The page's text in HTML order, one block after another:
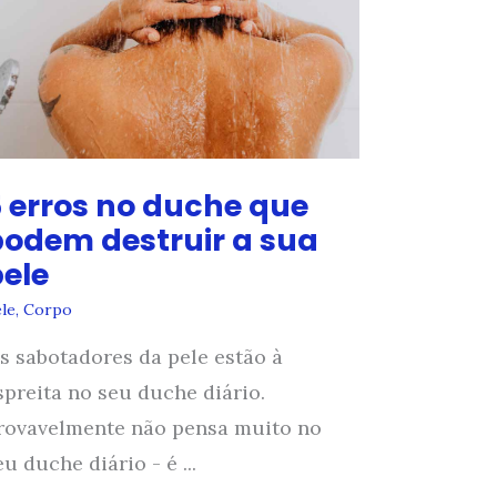
erros no duche que
destruir a sua
,Corpo
sabotadores da pele estão à
no seu duche diário.
não pensa muito no
duche diário - é ...